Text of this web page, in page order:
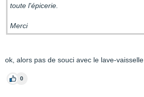
toute l'épicerie.
Merci
ok, alors pas de souci avec le lave-vaisselle
0